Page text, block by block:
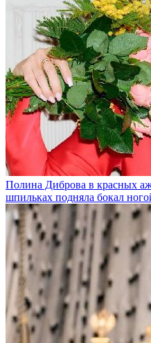
Полина Диброва в красных
шпильках подняла бокал